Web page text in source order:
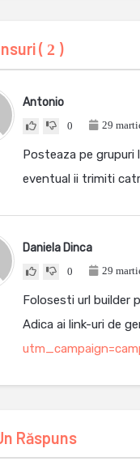
( 2 )
Antonio
0 29
Posteaza pe
eventual ii trimiti
Daniela Dinca
0 29
Folosesti url builder
Adica ai link-uri de
Răspuns